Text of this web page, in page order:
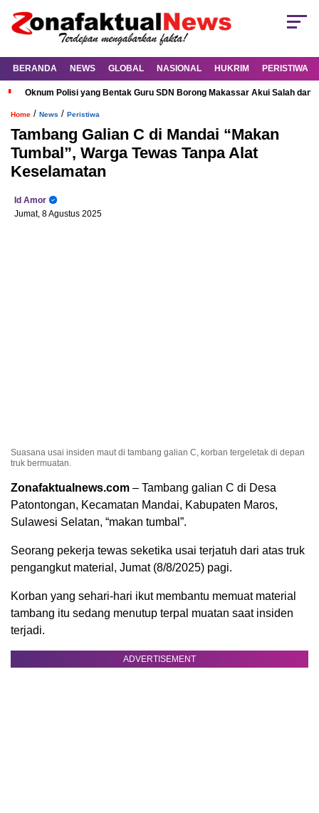
BERANDA NEWS GLOBAL NASIONAL HUKRIM PERISTIWA
Oknum Polisi yang Bentak Guru SDN Borong Makassar Akui Salah dan
Home / News / Peristiwa
Tambang Galian C di Mandai “Makan
Tumbal”, Warga Tewas Tanpa Alat
Keselamatan
Id Amor
Jumat, 8 Agustus 2025
Suasana usai insiden maut di tambang galian C, korban tergeletak di depan
truk bermuatan.
Zonafaktualnews.com – Tambang galian C di Desa
Patontongan, Kecamatan Mandai, Kabupaten Maros,
Sulawesi Selatan, “makan tumbal”.
Seorang pekerja tewas seketika usai terjatuh dari atas truk
pengangkut material, Jumat (8/8/2025) pagi.
Korban yang sehari-hari ikut membantu memuat material
tambang itu sedang menutup terpal muatan saat insiden
terjadi.
ADVERTISEMENT